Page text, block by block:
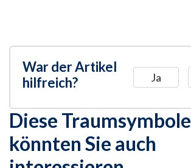
War der Artikel
hilfreich?
Ja
Diese Traumsymbole
könnten Sie auch